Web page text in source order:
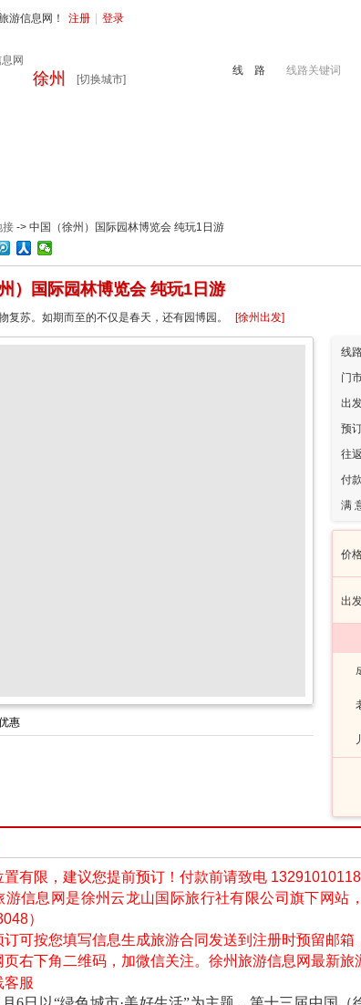
游信息网！ 注册 登录
徐州 [切换城市]
线路关键词
线 路
接 -> 中国（徐州）国际园林博览会 纯玩1日游
）国际园林博览会 纯玩1日游
复苏。如期而至的不仅是春天，还有园博园。 [徐州出发]
惠
线
门
出
预
往
付
满
价
出
有限，建议您提前预订！付款前请致电
信息网是徐州云龙山国际旅行社有限公司旗下网站
）
可按您填写信息生成旅游合同发送到注册时预留邮箱
右下角二维码，加微信关注。徐州旅游信息网最新旅